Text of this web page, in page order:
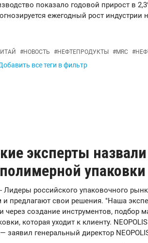
показало годовой прирост в
ежегодный рост индустрии
#НОВОСТЬ #НЕФТЕПРОДУКТЫ #MRC #
все теги в фильтр
эксперты
упаковки
Лидеры российского упаковочного
предлагают свои решения. "Наша
через создание инструментов, подбор
которая уходит к клиенту.
заявил генеральный директор